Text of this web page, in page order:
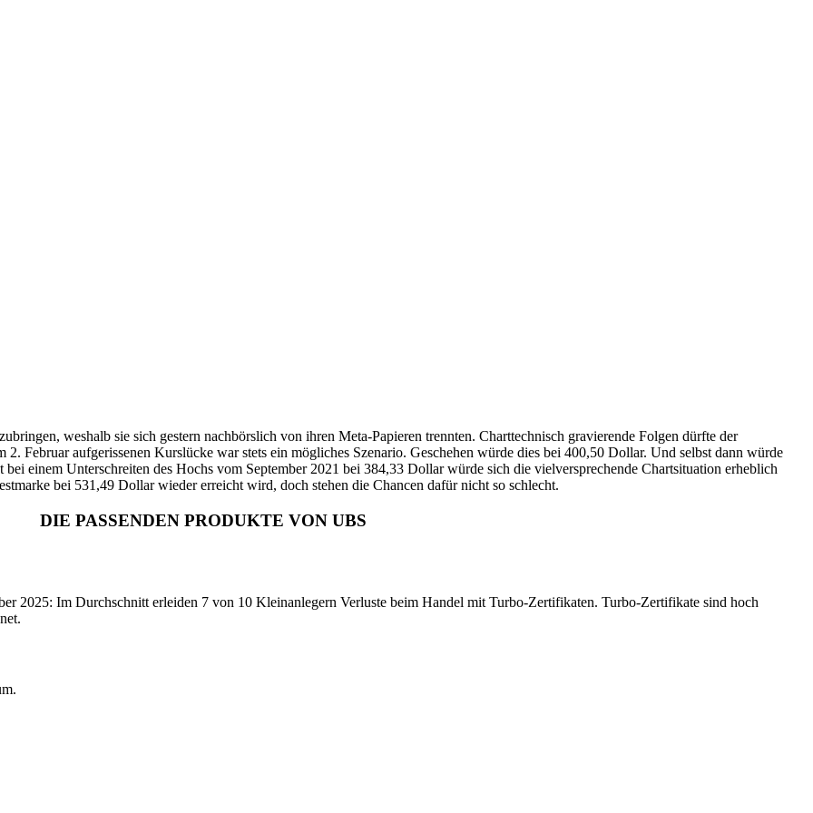
weshalb sie sich gestern nachbörslich von ihren Meta-Papieren trennten. Charttechnisch gravierende Folgen dürfte der
Februar aufgerissenen Kurslücke war stets ein mögliches Szenario. Geschehen würde dies bei 400,50 Dollar. Und selbst dann würde
einem Unterschreiten des Hochs vom September 2021 bei 384,33 Dollar würde sich die vielversprechende Chartsituation erheblich
bei 531,49 Dollar wieder erreicht wird, doch stehen die Chancen dafür nicht so schlecht.
DIE PASSENDEN PRODUKTE VON UBS
2025: Im Durchschnitt erleiden 7 von 10 Kleinanlegern Verluste beim Handel mit Turbo-Zertifikaten. Turbo-Zertifikate sind hoch